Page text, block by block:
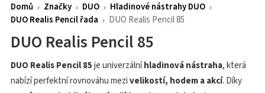
Domů Značky DUO
Hladinové nástrahy DUO
DUO Realis Pencil řada
DUO Realis Pencil 85
DUO Realis Pencil 85
DUO Realis Pencil 85je univerzálníhladinová nástraha, která
nabízí perfektní rovnováhu mezivelikostí, hodem a akcí. Díky